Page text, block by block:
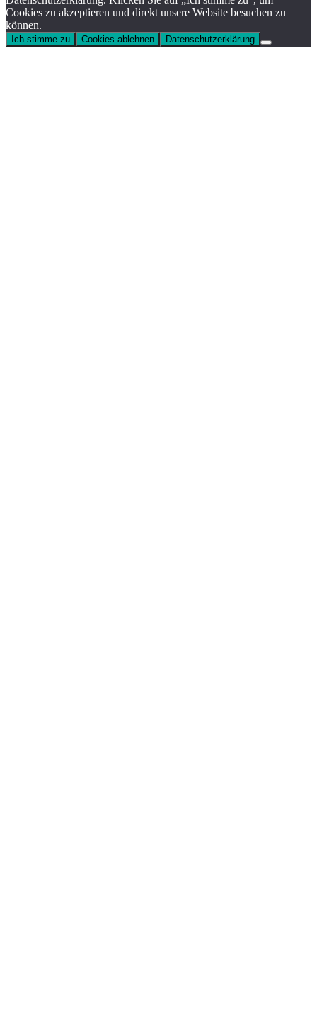
Cookies zu akzeptieren und direkt unsere Website besuchen zu
können.
Ich stimme zu Cookies ablehnen Datenschutzerklärung